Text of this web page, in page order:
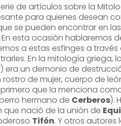
de artículos sobre la
para quienes desean
se pueden encontrar en las
En esta ocasión hablaremos
a estas esfinges a
En la mitología griega, la
era un demonio de
de mujer, cuerpo de
que la menciona
hermano de Cerberos).
que nació de la unión de
Tifón. Y otros